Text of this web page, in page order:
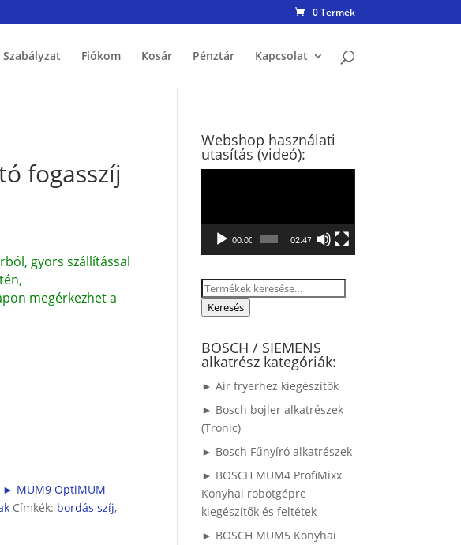
0 Termék
Fiókom Kosár Pénztár Kapcsolat
fogasszíj
gyors szállítással
megérkezhet a
► MUM9 OptiMUM
Címkék: bordás szíj,
Webshop használati
utasítás (videó):
00:00 02:47
Keresés
Keresés
BOSCH / SIEMENS
alkatrész kategóriák:
► Air fryerhez kiegészítők
► Bosch bojler alkatrészek
(Tronic)
► Bosch Fűnyíró alkatrészek
► BOSCH MUM4 ProfiMixx
Konyhai robotgépre
kiegészítők és feltétek
► BOSCH MUM5 Konyhai